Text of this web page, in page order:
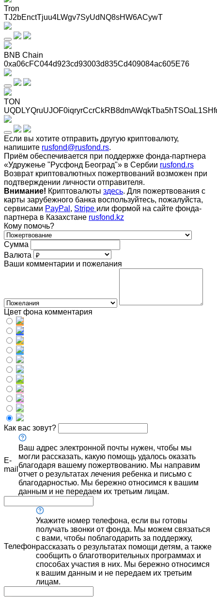
Tron
TJ2bEnctTjuu4LWgv7SyUdNQ8sHW6ACywT
BNB Chain
0xa06cFC044d923cd93003d835Cd409084ac605E76
TON
Если вы хотите отправить другую криптовалюту,
напишите rusfond@rusfond.rs.
Приём обеспечивается при поддержке фонда-партнера
«Удружење "Русфонд Београд"» в Сербии rusfond.rs
Возврат криптовалютных пожертвований возможен при
подтверждении личности отправителя.
Внимание! Криптовалюты здесь. Для пожертвования с
карты зарубежного банка воспользуйтесь, пожалуйста,
сервисами PayPal , Stripe или формой на сайте фонда-
партнера в Казахстане rusfond.kz
Кому помочь?
Сумма
Валюта
Ваши комментарии и пожелания
Цвет фона комментария
Как вас зовут?
E-
mail
Ваш адрес электронной почты нужен, чтобы мы
могли рассказать, какую помощь удалось оказать
благодаря вашему пожертвованию. Мы направим
отчет о результатах лечения ребенка и письмо с
благодарностью. Мы бережно относимся к вашим
данным и не передаем их третьим лицам.
Телефон
Укажите номер телефона, если вы готовы
получать звонки от фонда. Мы можем связаться
с вами, чтобы поблагодарить за поддержку,
рассказать о результатах помощи детям, а также
сообщить о благотворительных программах и
способах участия в них. Мы бережно относимся
к вашим данным и не передаем их третьим
лицам.